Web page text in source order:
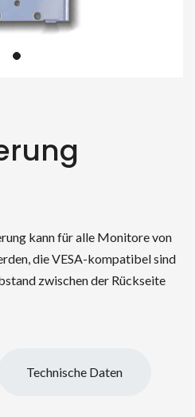
kann für alle Monitore von
die VESA-kompatibel sind
zwischen der Rückseite
Technische Daten